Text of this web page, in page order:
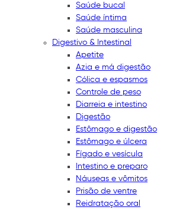
Saúde bucal
Saúde íntima
Saúde masculina
Digestivo & Intestinal
Apetite
Azia e má digestão
Cólica e espasmos
Controle de peso
Diarreia e intestino
Digestão
Estômago e digestão
Estômago e úlcera
Fígado e vesícula
Intestino e preparo
Náuseas e vômitos
Prisão de ventre
Reidratação oral